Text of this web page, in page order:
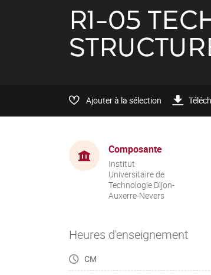
R1-05
Ajouter à la sélection
Composante
Institut
Universitaire de
Technologie Dijon-
Auxerre-Nevers
Heures d'enseignement
CM